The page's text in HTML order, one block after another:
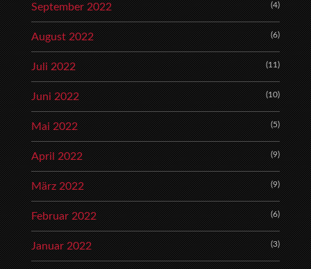
September 2022 (4)
August 2022 (6)
Juli 2022 (11)
Juni 2022 (10)
Mai 2022 (5)
April 2022 (9)
März 2022 (9)
Februar 2022 (6)
Januar 2022 (3)